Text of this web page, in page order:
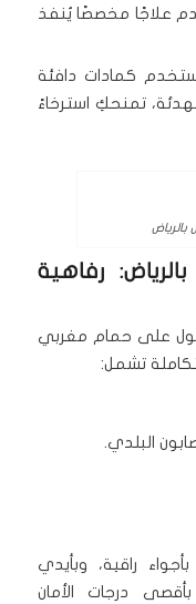
علاجًا مخصصًا يُنفذ
كمادات دافئة
تمنحكِ استرخاءً
رفاهية
على حمام مغربي
تشمل:
البلدي.
راقية، وبأيدي
درجات الأمان